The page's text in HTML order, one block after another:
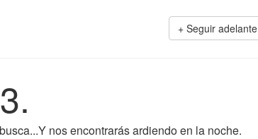
Seguir adelante
nos encontrarás ardiendo en la noche.